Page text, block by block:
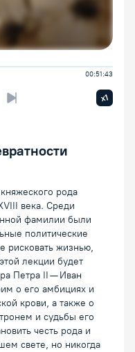
00:51:43
лекция
Следующая лекция
x1
рода
века. Среди
фамилии были
политические
рисковать жизнью,
лекции будет
Петра II — Иван
о его амбициях и
крови, а также о
и судьбы его
честь рода и
свете, но никогда